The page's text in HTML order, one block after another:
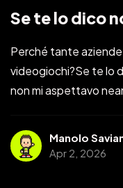
Se te lo dico
Perché tante
videogiochi?Se te lo
non mi aspettavo
Manolo
Apr 2, 2026